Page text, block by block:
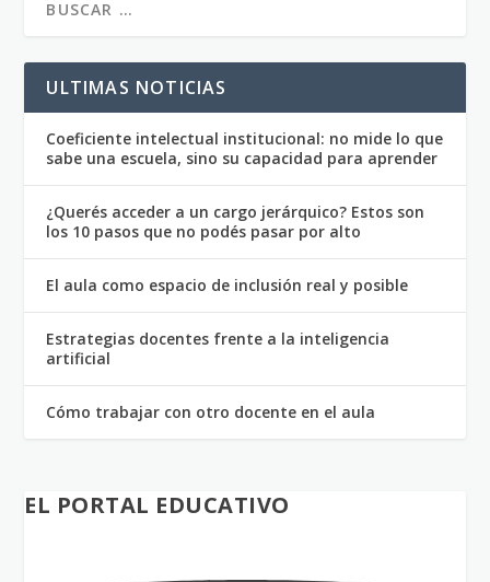
ULTIMAS NOTICIAS
Coeficiente intelectual institucional: no mide lo que
sabe una escuela, sino su capacidad para aprender
¿Querés acceder a un cargo jerárquico? Estos son
los 10 pasos que no podés pasar por alto
El aula como espacio de inclusión real y posible
Estrategias docentes frente a la inteligencia
artificial
Cómo trabajar con otro docente en el aula
EL PORTAL EDUCATIVO